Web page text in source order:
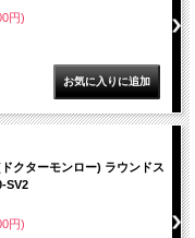
円)
クターモンロー) ラウンドス
SV2
円)